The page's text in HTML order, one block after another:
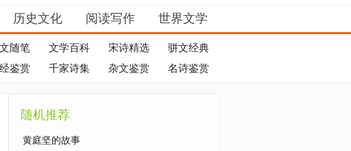
历史文化 阅读写作 世界文学
随笔 文学百科 宋诗精选
骈文经典
鉴赏 千家诗集 杂文鉴赏 名诗鉴赏
随机推荐
黄庭坚的故事